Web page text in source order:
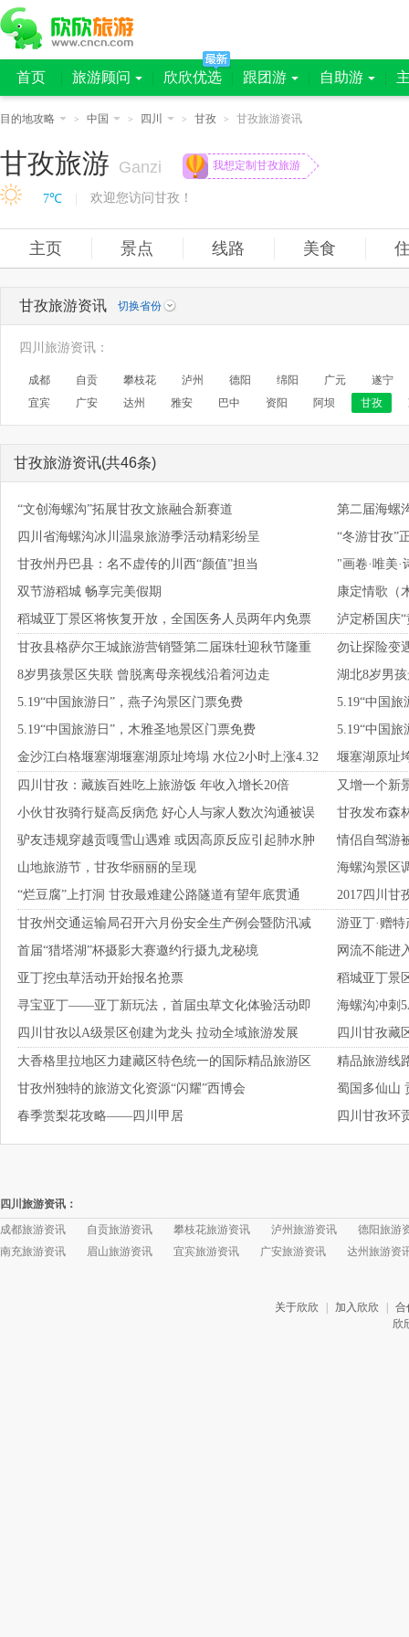
首页 旅游顾问 欣欣优选 跟团游 自助游
目的地攻略 > 中国 > 四川 > 甘孜 > 甘孜旅游资讯
甘孜旅游 Ganzi 我想定制甘孜旅游
7℃ 欢迎您访问甘孜！
主页 景点 线路 美食
甘孜旅游资讯 切换省份
四川旅游资讯：
成都 自贡 攀枝花 泸州 德阳 绵阳 广元
遂宁
宜宾
广安 达州 雅安 巴中 资阳 阿坝 甘孜
甘孜旅游资讯(共46条)
“文创海螺沟”拓展甘孜文旅融合新赛道 第二届海螺
景区联动协
四川省海螺沟冰川温泉旅游季活动精彩纷呈
“冬游甘孜”
甘孜州丹巴县：名不虚传的川西“颜值”担当
"画卷·唯美
双节游稻城 畅享完美假期
康定情歌（
湖泊
稻城亚丁景区将恢复开放，全国医务人员两年内免票 泸定桥国庆
甘孜县格萨尔王城旅游营销暨第二届珠牡迎秋节隆重
开幕
勿让探险变
亡
8岁男孩景区失联 曾脱离母亲视线沿着河边走
湖北8岁男
5.19“中国旅游日”，燕子沟景区门票免费
5.19“中国
5.19“中国旅游日”，木雅圣地景区门票免费
5.19“中国
金沙江白格堰塞湖堰塞湖原址垮塌 水位2小时上涨4.32
米
堰塞湖原址
四川甘孜：藏族百姓吃上旅游饭 年收入增长20倍
又增一个新
小伙甘孜骑行疑高反病危 好心人与家人数次沟通被误
认骗子
甘孜发布森
驴友违规穿越贡嘎雪山遇难 或因高原反应引起肺水肿
而去世
情侣自驾游
敲响了车窗
山地旅游节，甘孜华丽丽的呈现 海螺沟景区
线路
“烂豆腐”上打洞 甘孜最难建公路隧道有望年底贯通 2017四川甘
甘孜州交通运输局召开六月份安全生产例会暨防汛减
灾工作推进会
游亚丁·赠
么玩
首届“猎塔湖”杯摄影大赛邀约行摄九龙秘境
网流不能进
亚丁挖虫草活动开始报名抢票
稻城亚丁景
寻宝亚丁——亚丁新玩法，首届虫草文化体验活动即
将启动
海螺沟冲刺
四川甘孜以A级景区创建为龙头 拉动全域旅游发展
四川甘孜藏
大香格里拉地区力建藏区特色统一的国际精品旅游区
精品旅游线
甘孜州独特的旅游文化资源“闪耀”西博会
蜀国多仙山
春季赏梨花攻略——四川甲居
四川甘孜环
四川旅游资讯：
成都旅游资讯
自贡旅游资讯 攀枝花旅游资讯 泸州旅游资讯
德阳旅游
南充旅游资讯
眉山旅游资讯 宜宾旅游资讯 广安旅游资讯 达州旅游资
关于欣欣 加入欣欣
合
欣